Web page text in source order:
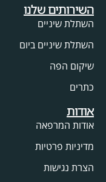
השירותים שלנו
השתלת שיניים
השתלת שיניים ביום
שיקום הפה
כתרים
אודות
אודות המרפאה
מדיניות פרטיות
הצרת נגישות